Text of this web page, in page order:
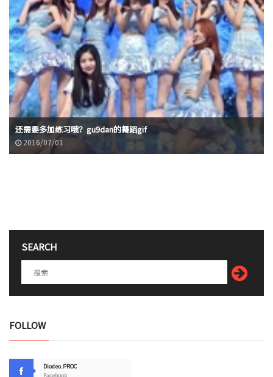
还需要多加练习哦？gu9dan的舞蹈gif
2016/07/01
SEARCH
FOLLOW
Diodeo.PROC